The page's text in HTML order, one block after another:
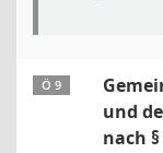
Ö 9
und
nach